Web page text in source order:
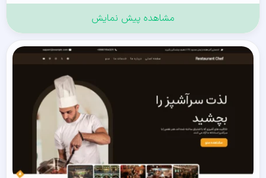
مشاهده پیش نمایش